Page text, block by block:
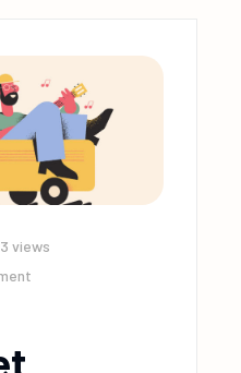
views